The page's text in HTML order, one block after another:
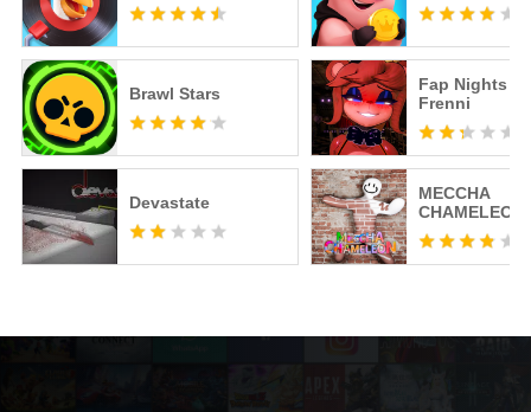
Brawl Stars
Devastate
Fap Nights at
Frenni
MECCHA
CHAMELEON